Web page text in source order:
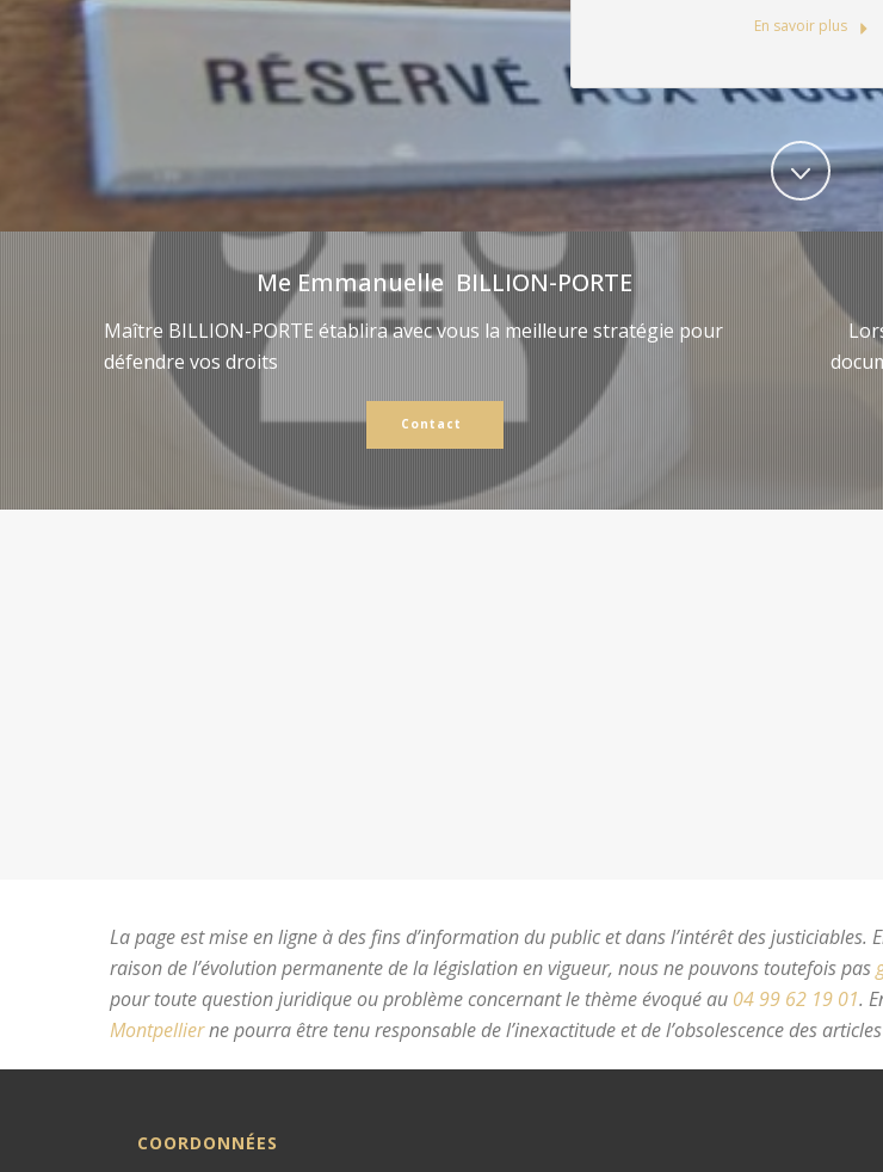
En savoir plus
Me Emmanuelle BILLION-PORTE
Maître BILLION-PORTE établira avec vous la meilleure stratégie pour
défendre vos droits
Contact
La page est mise en ligne à des fins d’information du public et dans l’intérêt des
raison de l’évolution permanente de la législation en vigueur, nous ne pouvons toutefois pas
pour toute question juridique ou problème concernant le thème évoqué au 04 99 62 19 01.
Montpellierne pourra être tenu responsable de l’inexactitude et de l’obsolescence des
COORDONNÉES